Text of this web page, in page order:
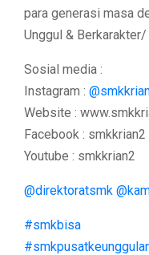
para generasi masa
Unggul &
Sosial media :
Instagram :
Website :
Facebook : smkkrian2
Youtube : smkkrian2
@direktoratsmk
#smkbisa